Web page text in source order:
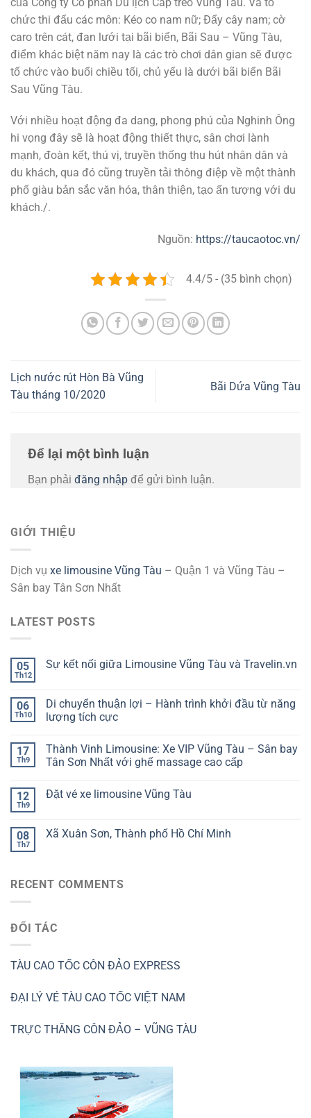
chức thi đấu các môn: Kéo co nam nữ; Đẩy cây nam; cờ
caro trên cát, đan lưới tại bãi biển, Bãi Sau – Vũng Tàu,
điểm khác biệt năm nay là các trò chơi dân gian sẽ được
tổ chức vào buổi chiều tối, chủ yếu là dưới bãi biển Bãi
Sau Vũng Tàu.
Với nhiều hoạt động đa dang, phong phú của Nghinh Ông
hi vọng đây sẽ là hoạt động thiết thực, sân chơi lành
mạnh, đoàn kết, thú vị, truyền thống thu hút nhân dân và
du khách, qua đó cũng truyền tải thông điệp về một thành
phố giàu bản sắc văn hóa, thân thiện, tạo ấn tượng với du
khách./.
Nguồn: https://taucaotoc.vn/
4.4/5 - (35 bình chọn)
Lịch nước rút Hòn Bà Vũng
Tàu tháng 10/2020
Bãi Dứa Vũng Tàu
Để lại một bình luận
Bạn phải đăng nhập để gửi bình luận.
GIỚI THIỆU
Dịch vụ xe limousine Vũng Tàu – Quận 1 và Vũng Tàu –
Sân bay Tân Sơn Nhất
LATEST POSTS
05
Th12
Sự kết nối giữa Limousine Vũng Tàu và Travelin.vn
06
Th10
Di chuyển thuận lợi – Hành trình khởi đầu từ năng
lượng tích cực
17
Th9
Thành Vinh Limousine: Xe VIP Vũng Tàu – Sân bay
Tân Sơn Nhất với ghế massage cao cấp
12
Th9
Đặt vé xe limousine Vũng Tàu
08
Th7
Xã Xuân Sơn, Thành phố Hồ Chí Minh
RECENT COMMENTS
ĐỐI TÁC
TÀU CAO TỐC CÔN ĐẢO EXPRESS
ĐẠI LÝ VÉ TÀU CAO TỐC VIỆT NAM
TRỰC THĂNG CÔN ĐẢO – VŨNG TÀU